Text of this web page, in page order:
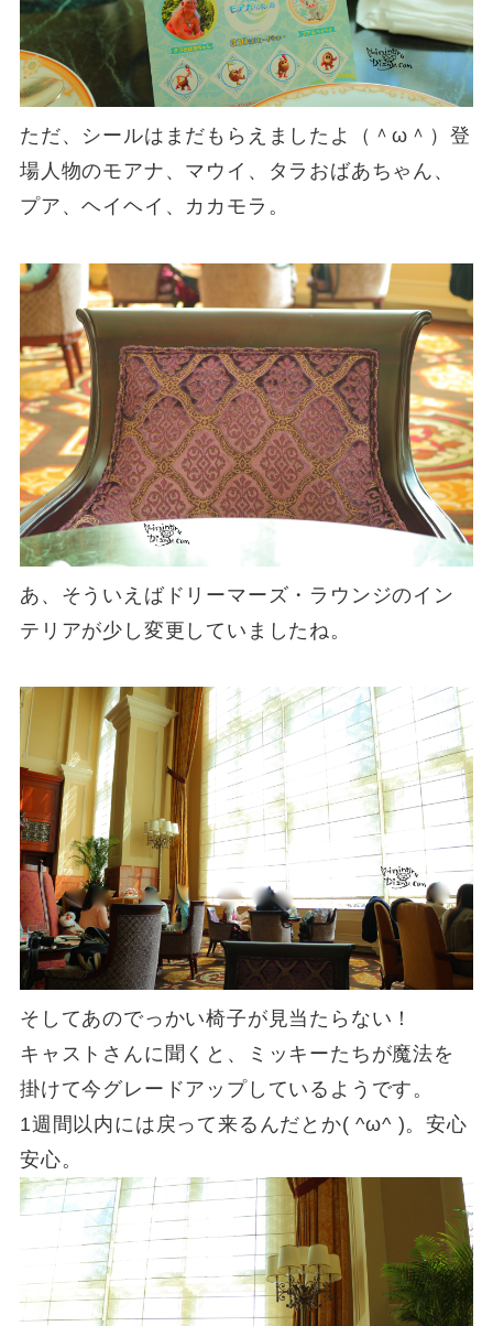
ただ、シールはまだもらえましたよ（＾ω＾）登
場人物のモアナ、マウイ、タラおばあちゃん、
プア、ヘイヘイ、カカモラ。
あ、そういえばドリーマーズ・ラウンジのイン
テリアが少し変更していましたね。
そしてあのでっかい椅子が見当たらない！
キャストさんに聞くと、ミッキーたちが魔法を
掛けて今グレードアップしているようです。
1週間以内には戻って来るんだとか( ^ω^ )。安心
安心。